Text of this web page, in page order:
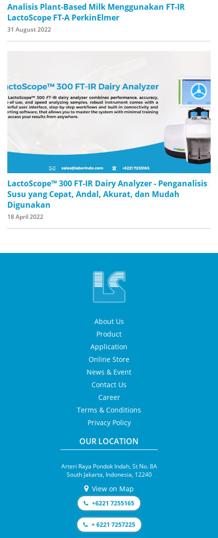
Analisis Plant-Based Milk Menggunakan FT-IR
LactoScope FT-A PerkinElmer
31 August 2022
LactoScope™ 300 FT-IR Dairy Analyzer - Penganalisis
Susu yang Cepat, Andal, Akurat, dan Mudah
Digunakan
18 April 2022
About Us
Product
Application
Online Store
News & Event
Contact Us
Career
Terms & Conditions
Privacy Policy
OUR LOCATION
Arteri Raya Pondok Indah, St No. 8A
South Jakarta, Indonesia, 12240
View on Map
+6221 7255165
+ 6221 7257225